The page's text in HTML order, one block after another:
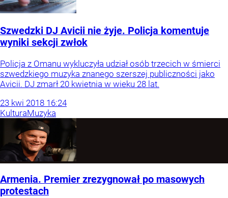
Szwedzki DJ Avicii nie żyje. Policja komentuje
wyniki sekcji zwłok
Policja z Omanu wykluczyła udział osób trzecich w śmierci
szwedzkiego muzyka znanego szerszej publiczności jako
Avicii. DJ zmarł 20 kwietnia w wieku 28 lat.
23 kwi 2018 16:24
KulturaMuzyka
Armenia. Premier zrezygnował po masowych
protestach